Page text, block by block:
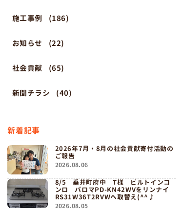
施工事例 (186)
お知らせ (22)
社会貢献 (65)
新聞チラシ (40)
新着記事
2026年7月・8月の社会貢献寄付活動の
ご報告
2026.08.06
8/5 垂井町府中 T様 ビルトインコ
ンロ パロマPD-KN42WVをリンナイ
RS31W36T2RVWへ取替え(^^♪
2026.08.05